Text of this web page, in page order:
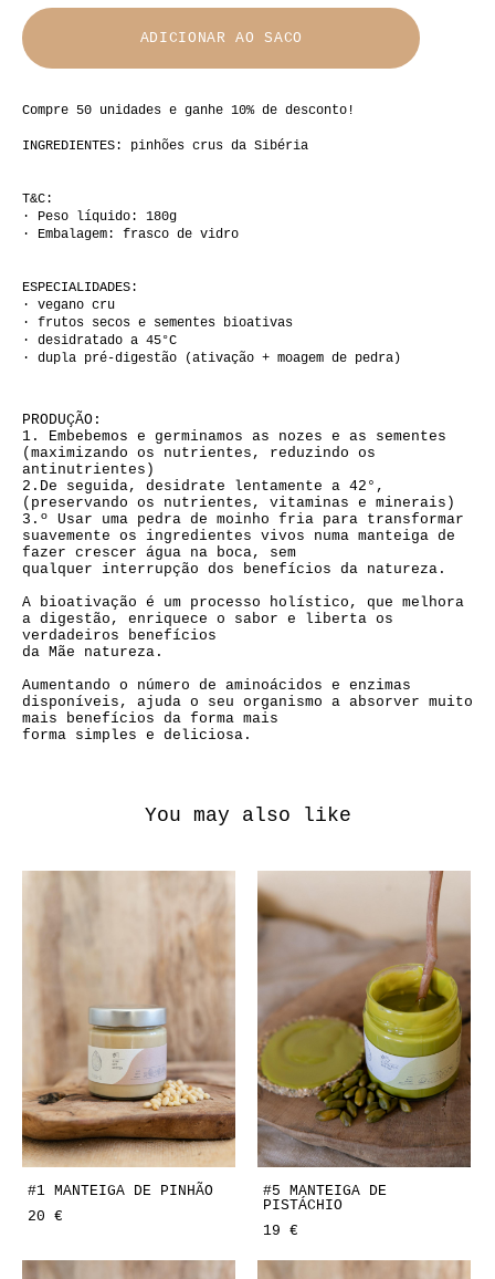
ADICIONAR AO SACO
Compre 50 unidades e ganhe 10% de desconto!
INGREDIENTES: pinhões crus da Sibéria
T&C:
· Peso líquido: 180g
· Embalagem: frasco de vidro
ESPECIALIDADES:
· vegano cru
· frutos secos e sementes bioativas
· desidratado a 45°C
· dupla pré-digestão (ativação + moagem de pedra)
PRODUÇÃO:
1. Embebemos e germinamos as nozes e as sementes
(maximizando os nutrientes, reduzindo os
antinutrientes)
2.De seguida, desidrate lentamente a 42°,
(preservando os nutrientes, vitaminas e minerais)
3.º Usar uma pedra de moinho fria para transformar
suavemente os ingredientes vivos numa manteiga de
fazer crescer água na boca, sem
qualquer interrupção dos benefícios da natureza.
A bioativação é um processo holístico, que melhora
a digestão, enriquece o sabor e liberta os
verdadeiros benefícios
da Mãe natureza.
Aumentando o número de aminoácidos e enzimas
disponíveis, ajuda o seu organismo a absorver muito
mais benefícios da forma mais
forma simples e deliciosa.
You may also like
#1 MANTEIGA DE PINHÃO
20 €
#5 MANTEIGA DE
PISTÁCHIO
19 €